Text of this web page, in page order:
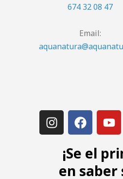
674 32 08 47
Email:
¡Se el
en saber